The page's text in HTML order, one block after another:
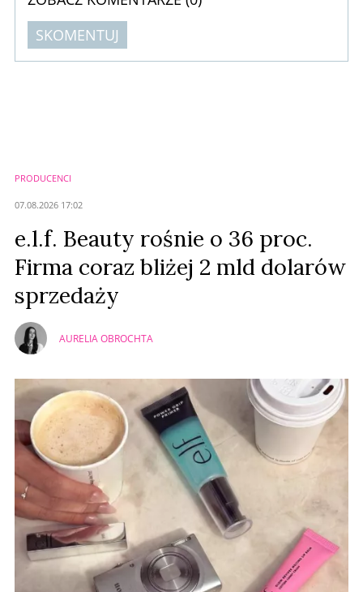
SKOMENTUJ
PRODUCENCI
07.08.2026 17:02
e.l.f. Beauty rośnie o 36 proc.
Firma coraz bliżej 2 mld dolarów
sprzedaży
AURELIA OBROCHTA